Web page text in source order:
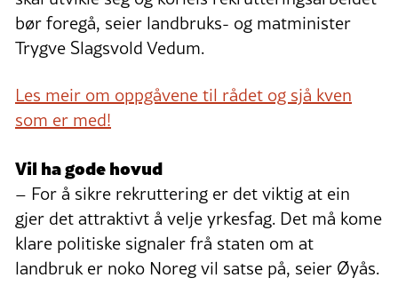
bør foregå, seier landbruks- og matminister
Trygve Slagsvold Vedum.
Les meir om oppgåvene til rådet og sjå kven
som er med!
Vil ha gode hovud
– For å sikre rekruttering er det viktig at ein
gjer det attraktivt å velje yrkesfag. Det må kome
klare politiske signaler frå staten om at
landbruk er noko Noreg vil satse på, seier Øyås.